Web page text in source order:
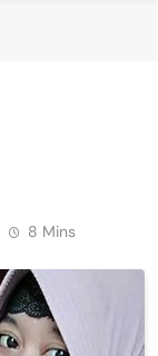
8 Mins